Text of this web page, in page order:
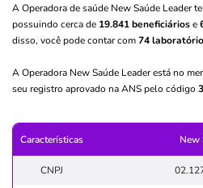
A Operadora de saúde New Saúde Leader
possuindo cerca de 19.841 beneficiáriose
disso, você pode contar com74
A Operadora New Saúde Leader está no
seu registro aprovado na ANS pelo código
Características New
CNPJ